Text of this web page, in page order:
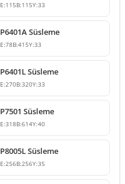
E:115B:115Y:33
P6401A Süsleme
E:78B:415Y:33
P6401L Süsleme
E:270B:320Y:33
P7501 Süsleme
E:318B:614Y:40
P8005L Süsleme
E:256B:256Y:35